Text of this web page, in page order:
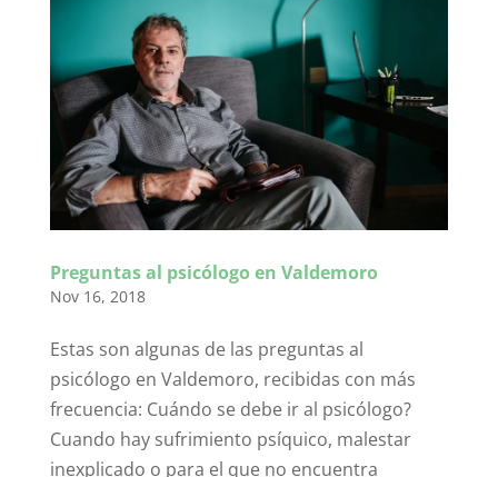
Preguntas al psicólogo en Valdemoro
Nov 16, 2018
Estas son algunas de las preguntas al
psicólogo en Valdemoro, recibidas con más
frecuencia: Cuándo se debe ir al psicólogo?
Cuando hay sufrimiento psíquico, malestar
inexplicado o para el que no encuentra